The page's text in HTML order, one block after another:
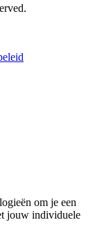
om je een
jouw individuele